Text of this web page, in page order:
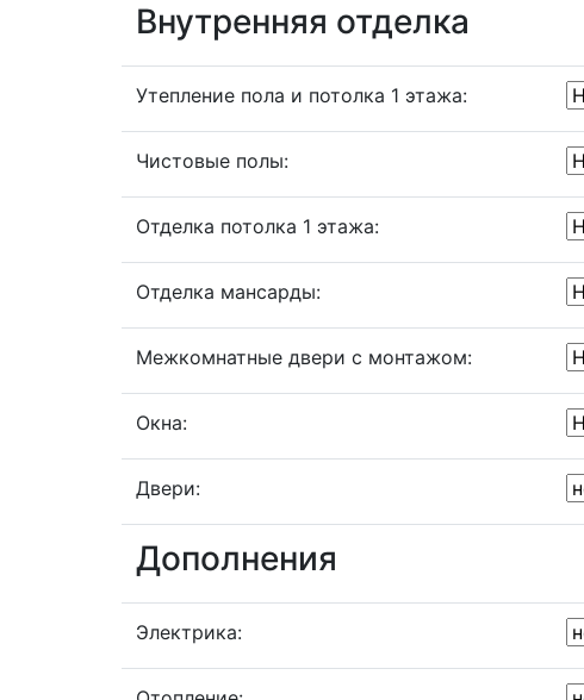
Внутренняя отделка
Утепление пола и потолка 1 этажа:
Чистовые полы:
Отделка потолка 1 этажа:
Отделка мансарды:
Межкомнатные двери с монтажом:
Окна:
Двери:
Дополнения
Электрика: